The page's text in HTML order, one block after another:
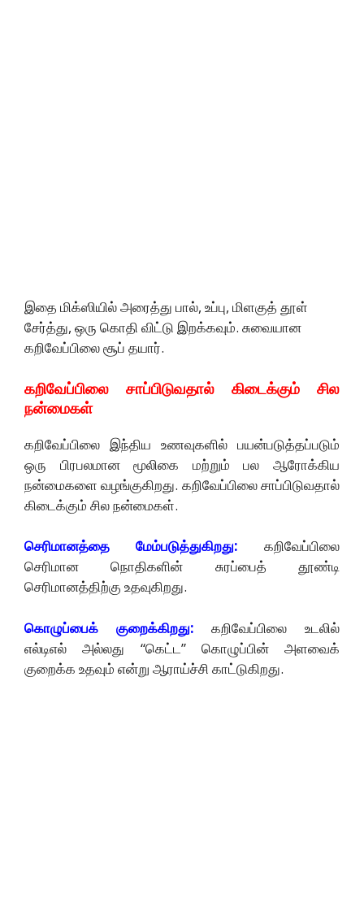
இதை மிக்ஸியில் அரைத்து பால், உப்பு, மிளகுத் தூள்
சேர்த்து, ஒரு கொதி விட்டு இறக்கவும். சுவையான
கறிவேப்பிலை சூப் தயார்.
கறிவேப்பிலை சாப்பிடுவதால் கிடைக்கும் சில
நன்மைகள்
கறிவேப்பிலை இந்திய உணவுகளில் பயன்படுத்தப்படும்
ஒரு பிரபலமான மூலிகை மற்றும் பல ஆரோக்கிய
நன்மைகளை வழங்குகிறது. கறிவேப்பிலை சாப்பிடுவதால்
கிடைக்கும் சில நன்மைகள்.
செரிமானத்தை மேம்படுத்துகிறது:
கறிவேப்பிலை
செரிமான நொதிகளின் சுரப்பைத் தூண்டி
செரிமானத்திற்கு உதவுகிறது.
கொழுப்பைக் குறைக்கிறது:
கறிவேப்பிலை உடலில்
எல்டிஎல் அல்லது “கெட்ட” கொழுப்பின் அளவைக்
குறைக்க உதவும் என்று ஆராய்ச்சி காட்டுகிறது.